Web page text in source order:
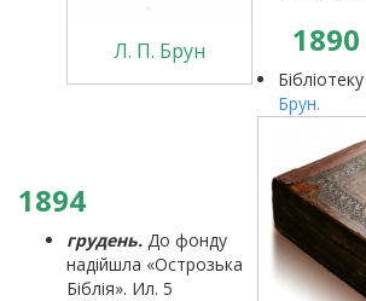
Л. П. Брун 1890
Брун.
1894
грудень. До фонду
надійшла «Острозька
Біблія». Ил. 5